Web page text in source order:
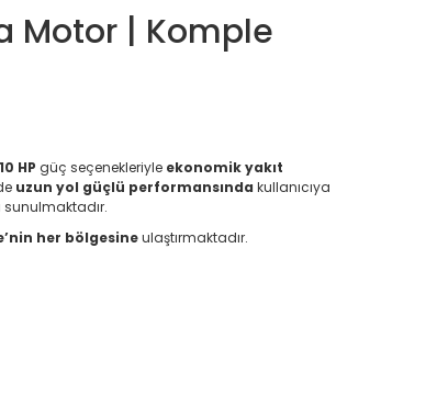
Motor | Komple
HP güç seçenekleriyle ekonomik yakıt
uzun yol güçlü performansında kullanıcıya
sunulmaktadır.
her bölgesineulaştırmaktadır.